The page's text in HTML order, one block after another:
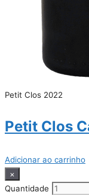
Petit Clos 2022
Petit Clos
Adicionar ao carrinho
×
Quantidade